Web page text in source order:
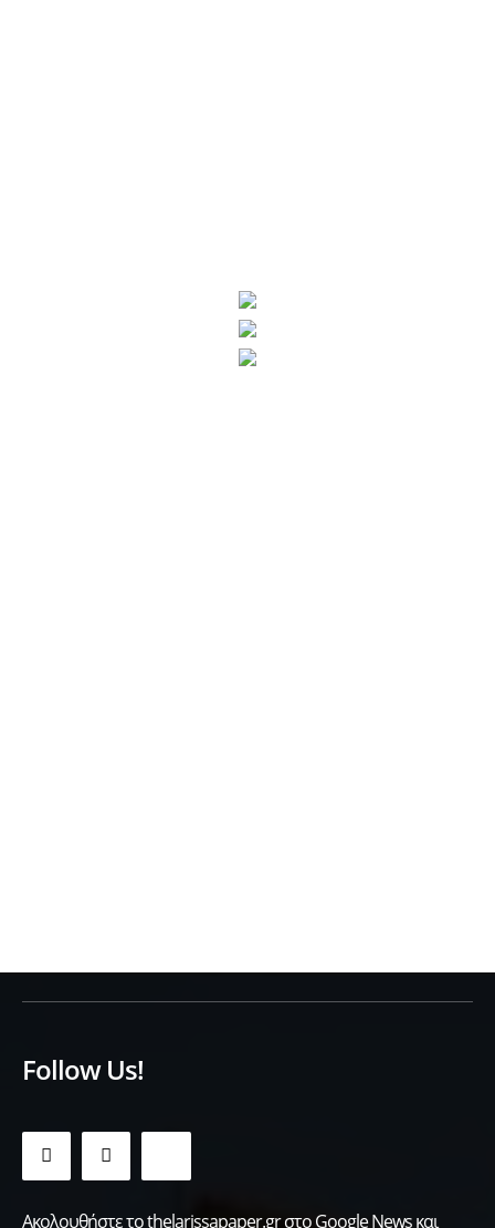
Follow Us!
Ακολουθήστε το thelarissapaper.gr στο Google News και